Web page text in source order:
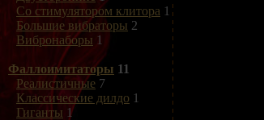
Со стимулятором клитора 1
Большие вибраторы 2
Вибронаборы 1
Фаллоимитаторы 11
Реалистичные 7
Классические дилдо 1
Гиганты 1